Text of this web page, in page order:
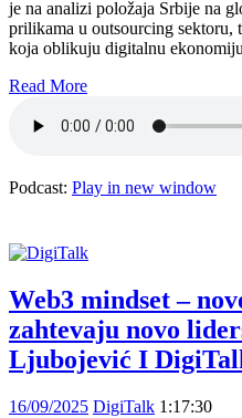
je na analizi položaja Srbije na
prilikama u outsourcing
koja oblikuju digitalnu
Read More
Podcast: Play in new window
Web3 mindset –
zahtevaju novo
Ljubojević I
16/09/2025 DigiTalk 1:17:30